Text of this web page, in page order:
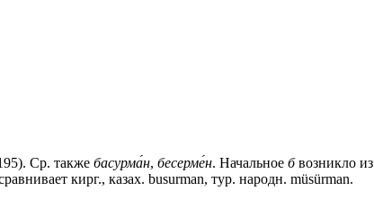
Ср. также басурма́н, бесерме́н. Начальное бвозникло из
кирг., казах. busurman, тур. народн. müsürman.